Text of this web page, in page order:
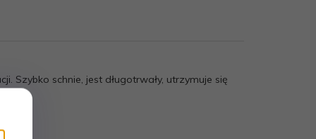
Szybko schnie, jest długotrwały, utrzymuje się